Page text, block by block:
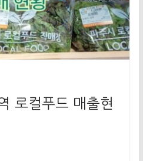
로컬푸드 매출현